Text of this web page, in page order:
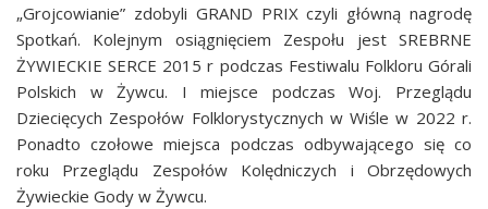
„Grojcowianie” zdobyli GRAND PRIX czyli główną nagrodę
Spotkań. Kolejnym osiągnięciem Zespołu jest SREBRNE
ŻYWIECKIE SERCE 2015 r podczas Festiwalu Folkloru Górali
Polskich w Żywcu. I miejsce podczas Woj. Przeglądu
Dziecięcych Zespołów Folklorystycznych w Wiśle w 2022 r.
Ponadto czołowe miejsca podczas odbywającego się co
roku Przeglądu Zespołów Kolędniczych i Obrzędowych
Żywieckie Gody w Żywcu.